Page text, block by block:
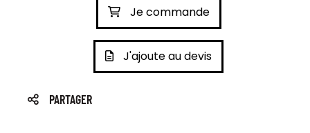
Je commande
J'ajoute au devis
PARTAGER